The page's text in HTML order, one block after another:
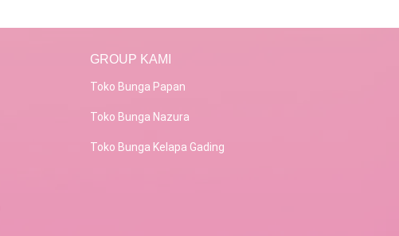
GROUP KAMI
Toko Bunga Papan
Toko Bunga Nazura
Toko Bunga Kelapa Gading